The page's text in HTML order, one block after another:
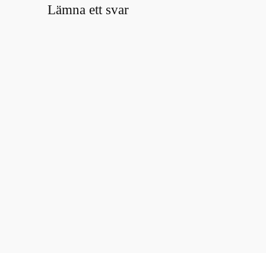
Lämna ett svar